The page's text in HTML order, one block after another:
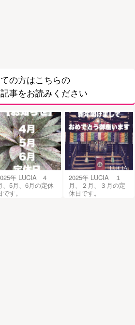
の方はこちらの
事をお読みください
年 LUCIA 4
、5月、6月の定休
です。
2025年 LUCIA １
月、２月、３月の定
休日です。